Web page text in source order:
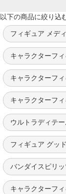
以下の商品に絞り込
フィギュア メデ
キャラクターフ
キャラクターフ
キャラクターフ
ウルトラディテ
フィギュア グッ
バンダイスピリ
キャラクターフ